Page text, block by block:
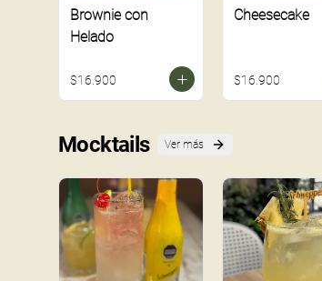
Brownie con
Helado
$16.900
Cheesecake
$16.900
Mocktails Ver más